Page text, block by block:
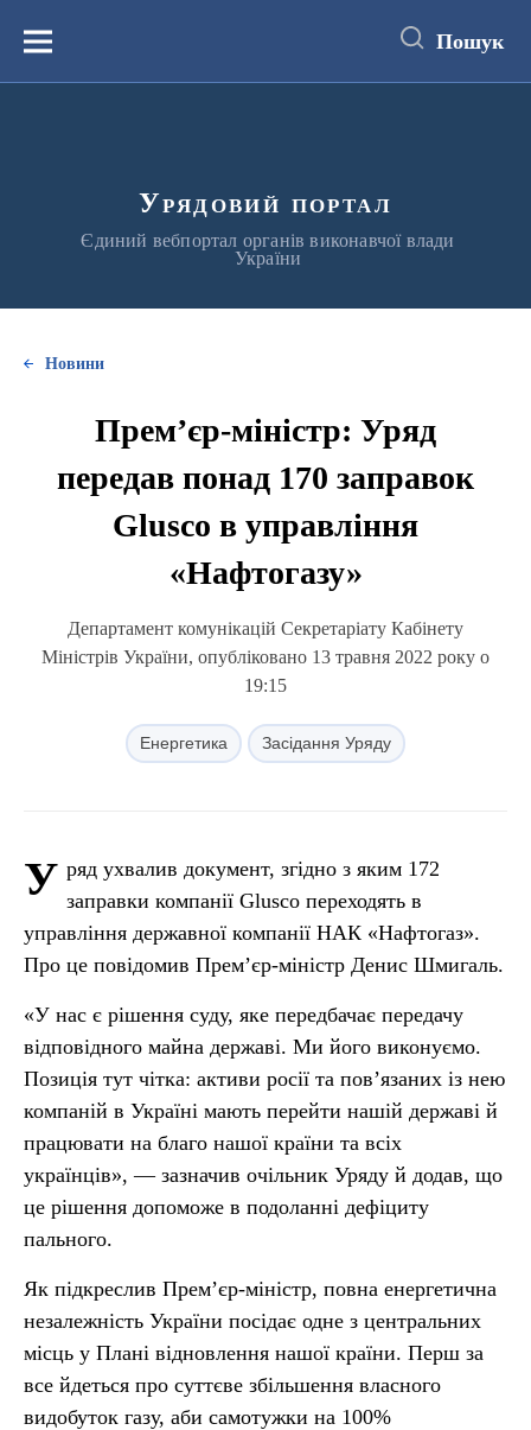
вмістуМеню Пошук
Урядовий портал
Єдиний вебпортал органів виконавчої влади
України
Новини
Прем’єр-міністр: Уряд
передав понад 170 заправок
Glusco в управління
«Нафтогазу»
Департамент комунікацій Секретаріату Кабінету
Міністрів України, опубліковано 13 травня 2022 року о
19:15
Енергетика Засідання Уряду
У ряд ухвалив документ, згідно з яким 172
заправки компанії Glusco переходять в
управління державної компанії НАК «Нафтогаз».
Про це повідомив Прем’єр-міністр Денис Шмигаль.
«У нас є рішення суду, яке передбачає передачу
відповідного майна державі. Ми його виконуємо.
Позиція тут чітка: активи росії та пов’язаних із нею
компаній в Україні мають перейти нашій державі й
працювати на благо нашої країни та всіх
українців», — зазначив очільник Уряду й додав, що
це рішення допоможе в подоланні дефіциту
пального.
Як підкреслив Прем’єр-міністр, повна енергетична
незалежність України посідає одне з центральних
місць у Плані відновлення нашої країни. Перш за
все йдеться про суттєве збільшення власного
видобуток газу, аби самотужки на 100%